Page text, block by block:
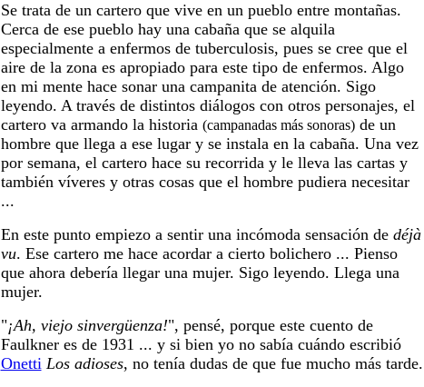
Se trata de un cartero que vive en un pueblo entre montañas.
Cerca de ese pueblo hay una cabaña que se alquila
especialmente a enfermos de tuberculosis, pues se cree que el
aire de la zona es apropiado para este tipo de enfermos. Algo
en mi mente hace sonar una campanita de atención. Sigo
leyendo. A través de distintos diálogos con otros personajes, el
cartero va armando la historia (campanadas más sonoras)de un
hombre que llega a ese lugar y se instala en la cabaña. Una vez
por semana, el cartero hace su recorrida y le lleva las cartas y
también víveres y otras cosas que el hombre pudiera necesitar
...
En este punto empiezo a sentir una incómoda sensación de déjà
vu. Ese cartero me hace acordar a cierto bolichero ... Pienso
que ahora debería llegar una mujer. Sigo leyendo. Llega una
mujer.
"¡Ah, viejo sinvergüenza!", pensé, porque este cuento de
Faulkner es de 1931 ... y si bien yo no sabía cuándo escribió
Onetti Los adioses, no tenía dudas de que fue mucho más tarde.